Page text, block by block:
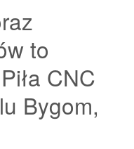
to
CNC
Bygom,